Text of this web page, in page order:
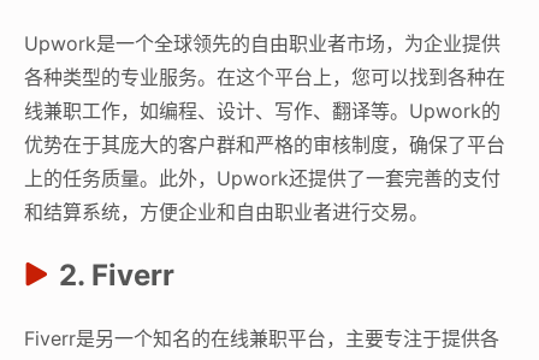
Upwork是一个全球领先的自由职业者市场，为企业提供
各种类型的专业服务。在这个平台上，您可以找到各种在
线兼职工作，如编程、设计、写作、翻译等。Upwork的
优势在于其庞大的客户群和严格的审核制度，确保了平台
上的任务质量。此外，Upwork还提供了一套完善的支付
和结算系统，方便企业和自由职业者进行交易。
2. Fiverr
Fiverr是另一个知名的在线兼职平台，主要专注于提供各